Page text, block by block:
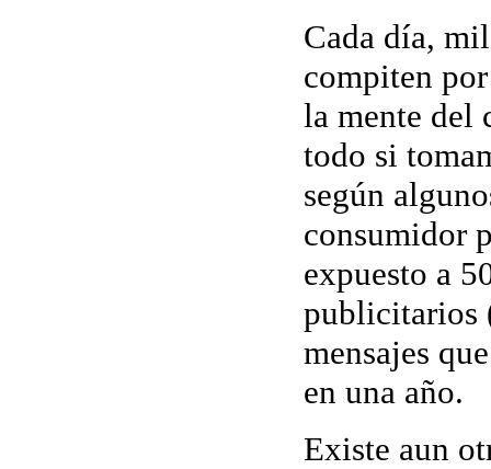
Cada día,
compiten
la mente del
todo si
según
consumidor
expuesto a
publicitarios
mensajes
en una año.
Existe aun